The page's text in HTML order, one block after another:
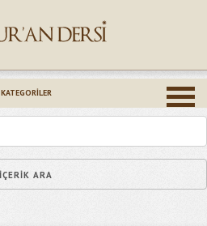
KATEGORILER